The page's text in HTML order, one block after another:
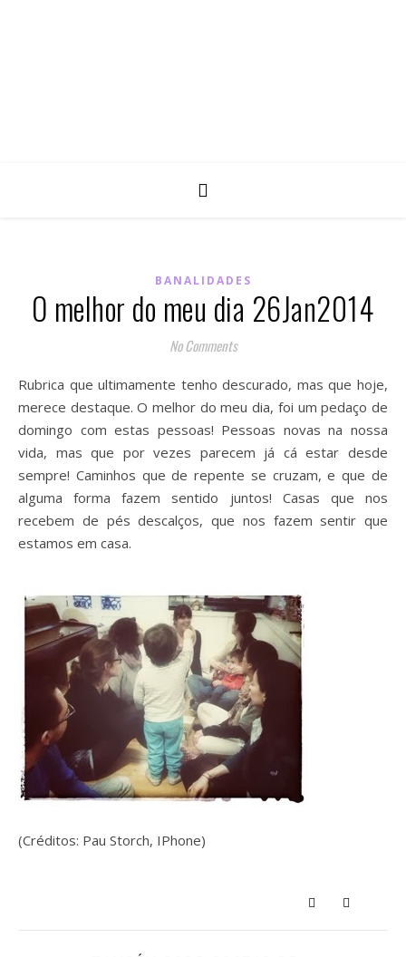
BANALIDADES
O melhor do meu dia 26Jan2014
No Comments
Rubrica que ultimamente tenho descurado, mas que hoje,
merece destaque. O melhor do meu dia, foi um pedaço de
domingo com estas pessoas! Pessoas novas na nossa
vida, mas que por vezes parecem já cá estar desde
sempre! Caminhos que de repente se cruzam, e que de
alguma forma fazem sentido juntos! Casas que nos
recebem de pés descalços, que nos fazem sentir que
estamos em casa.
(Créditos: Pau Storch, IPhone)